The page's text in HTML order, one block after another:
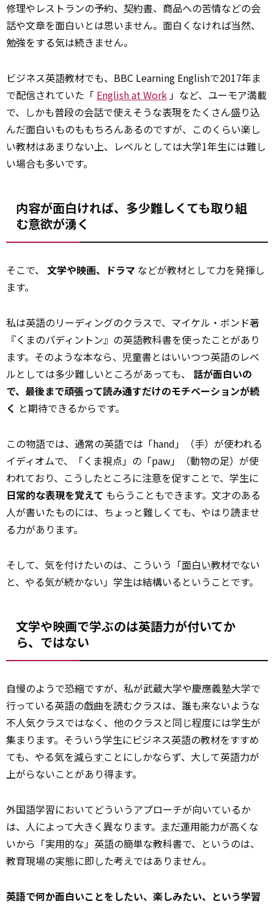
修理やレストランの予約、 契約書、商品への苦情などの会
話や文章を面白いとは思いません。面白くなければ当然、
勉強をする気は続きません。
ビジネス英語教材でも、BBC Learning Englishで2017年ま
で配信されていた「 English at Work 」など、ユーモア満載
で、しかも普段の会話で使えそうな表現をたくさん盛り込
んだ面白いものももちろんあるのですが、このくらい楽し
い教材はあまりない上、レベルとしては大学1年生には難し
い場合も多いです。
内容が面白ければ、多少難しくても取り組
む意欲が湧く
そこで、 文学や映画、ドラマ などが教材として力を発揮し
ます。
私は英語のリーディングのクラスで、マイケル・ボンド著
『くまのパディントン』の英語教科書を使ったことがあり
ます。そのような本なら、児童書とはいいつつ英語のレベ
ルとしては多少難しいところがあっても、 話が面白いの
で、最後まで頑張って読み通すだけのモチベーションが続
く と期待できるからです。
この物語では、通常の英語では「hand」（手）が使われる
イディオムで、「くま視点」の「paw」（動物の足）が使
われており、こうしたところに注意を促すことで、学生に
日常的な表現を覚えて もらうこともできます。文才のある
人が書いたものには、ちょっと難しくても、やはり読ませ
る力があります。
そして、気を付けたいのは、こういう「面白い教材でない
と、やる気が続かない」学生は結構いるということです。
文学や映画で学ぶのは英語力が付いてか
ら、ではない
自慢のようで恐縮ですが、私が武蔵大学や慶應義塾大学で
行っている英語の戯曲を読むクラスは、誰も来ないような
不人気クラスではなく、他のクラスと同じ程度には学生が
集まります。そういう学生にビジネス英語の教材をすすめ
ても、やる気を減らすことにしかならず、大して英語力が
上がらないことがあり得ます。
外国語学習においてどういうアプローチが向いているか
は、人によって大きく異なります。 まだ運用能力が高くな
いから「実用的な」英語の簡単な教科書で、というのは、
教育現場の実態に即した考えではありません。
英語で何か面白いことをしたい、楽しみたい、という学習